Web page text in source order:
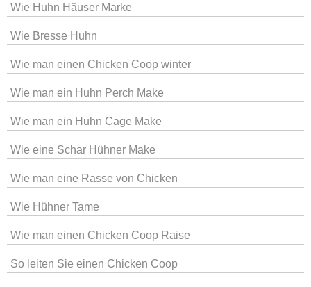
Wie Huhn Häuser Marke
Wie Bresse Huhn
Wie man einen Chicken Coop winter
Wie man ein Huhn Perch Make
Wie man ein Huhn Cage Make
Wie eine Schar Hühner Make
Wie man eine Rasse von Chicken
Wie Hühner Tame
Wie man einen Chicken Coop Raise
So leiten Sie einen Chicken Coop